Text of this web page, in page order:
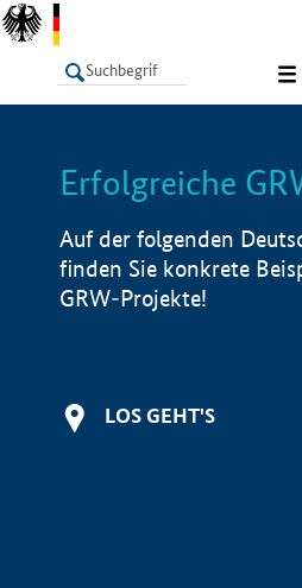
LISTE
Erfolgreiche
Auf der folgenden
finden Sie konkrete
GRW-Projekte!
LOS GEHT'S